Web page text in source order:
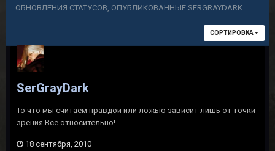
ОБНОВЛЕНИЯ СТАТУСОВ, ОПУБЛИКОВАННЫЕ SERGRAYDARK
СОРТИРОВКА
SerGrayDark
То что мы считаем правдой или ложью зависит лишь от точки
зрения.Всё относительно!
18 сентября, 2010